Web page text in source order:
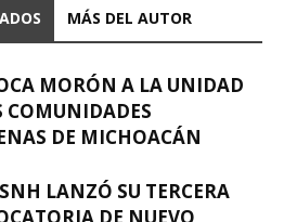
MÁS DEL AUTOR
MORÓN A LA UNIDAD
COMUNIDADES
DE MICHOACÁN
LANZÓ SU TERCERA